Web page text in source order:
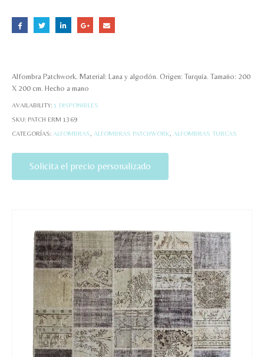
Alfombra Patchwork. Material: Lana y algodón. Origen: Turquía. Tamaño: 200
X 200 cm. Hecho a mano
AVAILABILITY: 1 DISPONIBLES
SKU: PATCH ERM 1369
CATEGORÍAS: ALFOMBRAS ALFOMBRAS PATCHWORK ALFOMBRAS TURCAS
Solicita el precio personalizado